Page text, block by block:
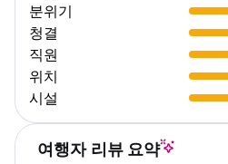
분위기
청결
직원
위치
시설
여행자 리뷰 요약